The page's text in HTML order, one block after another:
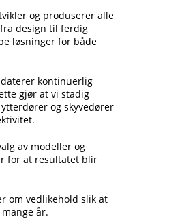
og produserer alle
design til ferdig
løsninger for både
kontinuerlig
gjør at vi stadig
og skyvedører
av modeller og
for at resultatet blir
om vedlikehold slik at
år.